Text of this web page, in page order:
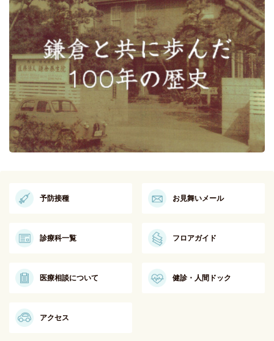
予防接種 お見舞いメール
診療科一覧 フロアガイド
医療相談について 健診・人間ドック
アクセス